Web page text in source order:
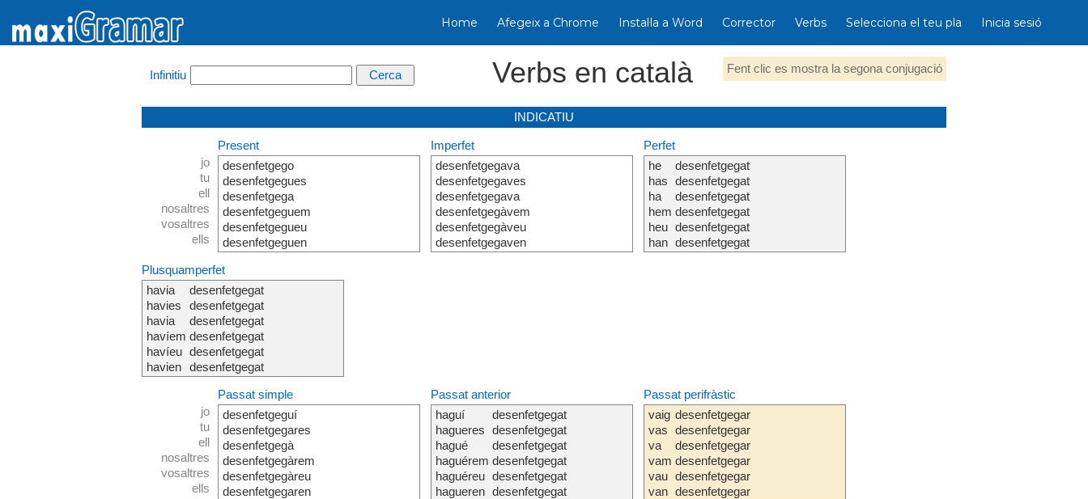
Home Afegeix a Chrome Instal·la a Word Corrector Verbs Selecciona el teu pla Inicia sesió
Infinitiu Verbs en català Fent clic es mostra la segona conjugació
INDICATIU
jo
tu
ell
nosaltres
vosaltres
ells
Present
desenfetgego
desenfetgegues
desenfetgega
desenfetgeguem
desenfetgegueu
desenfetgeguen
Imperfet
desenfetgegava
desenfetgegaves
desenfetgegava
desenfetgegàvem
desenfetgegàveu
desenfetgegaven
Perfet
he
has
ha
hem
heu
han
desenfetgegat
desenfetgegat
desenfetgegat
desenfetgegat
desenfetgegat
desenfetgegat
Plusquamperfet
havia
havies
havia
havíem
havíeu
havien
desenfetgegat
desenfetgegat
desenfetgegat
desenfetgegat
desenfetgegat
desenfetgegat
jo
tu
ell
nosaltres
vosaltres
ells
Passat simple
desenfetgeguí
desenfetgegares
desenfetgegà
desenfetgegàrem
desenfetgegàreu
desenfetgegaren
Passat anterior
haguí
hagueres
hagué
haguérem
haguéreu
hagueren
desenfetgegat
desenfetgegat
desenfetgegat
desenfetgegat
desenfetgegat
desenfetgegat
Passat perifràstic
vaig
vas
va
vam
vau
van
desenfetgegar
desenfetgegar
desenfetgegar
desenfetgegar
desenfetgegar
desenfetgegar